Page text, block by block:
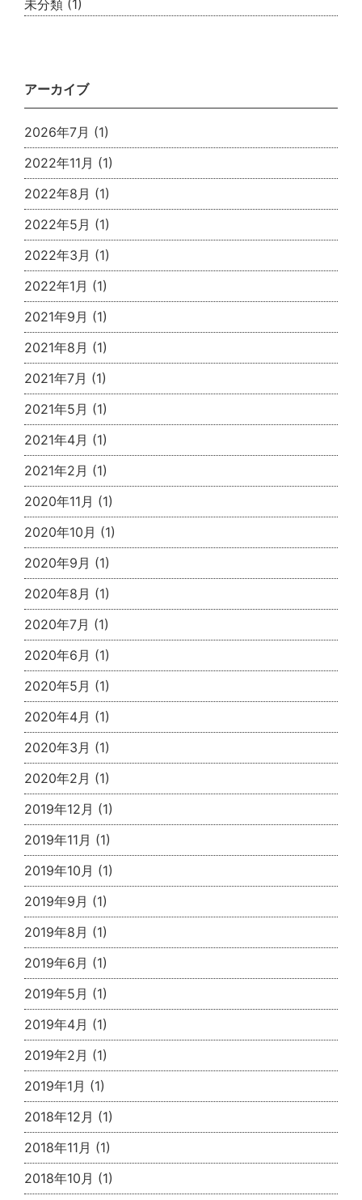
未分類 (1)
アーカイブ
2026年7月 (1)
2022年11月 (1)
2022年8月 (1)
2022年5月 (1)
2022年3月 (1)
2022年1月 (1)
2021年9月 (1)
2021年8月 (1)
2021年7月 (1)
2021年5月 (1)
2021年4月 (1)
2021年2月 (1)
2020年11月 (1)
2020年10月 (1)
2020年9月 (1)
2020年8月 (1)
2020年7月 (1)
2020年6月 (1)
2020年5月 (1)
2020年4月 (1)
2020年3月 (1)
2020年2月 (1)
2019年12月 (1)
2019年11月 (1)
2019年10月 (1)
2019年9月 (1)
2019年8月 (1)
2019年6月 (1)
2019年5月 (1)
2019年4月 (1)
2019年2月 (1)
2019年1月 (1)
2018年12月 (1)
2018年11月 (1)
2018年10月 (1)